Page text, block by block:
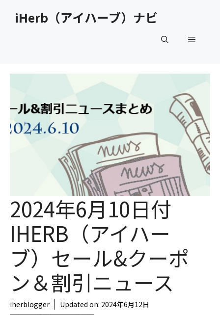
iHerb（アイハーブ）ナビ
メ
ー
2024年6月10日付
IHERB（アイハー
ブ）セール&クーポ
ン＆割引ニュース
iherblogger Updated on: 2024年6月12日